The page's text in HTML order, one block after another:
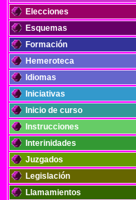
Elecciones
Esquemas
Formación
Hemeroteca
Idiomas
Iniciativas
Inicio de curso
Instrucciones
Interinidades
Juzgados
Legislación
Llamamientos